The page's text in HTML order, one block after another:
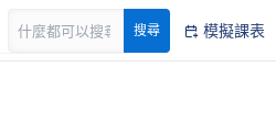
搜尋 模擬課表